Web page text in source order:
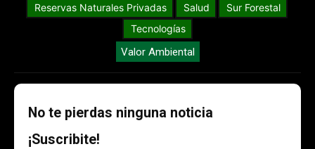
Reservas Naturales Privadas
Salud
Sur Forestal
Tecnologías
Valor Ambiental
No te pierdas ninguna noticia
¡Suscribite!